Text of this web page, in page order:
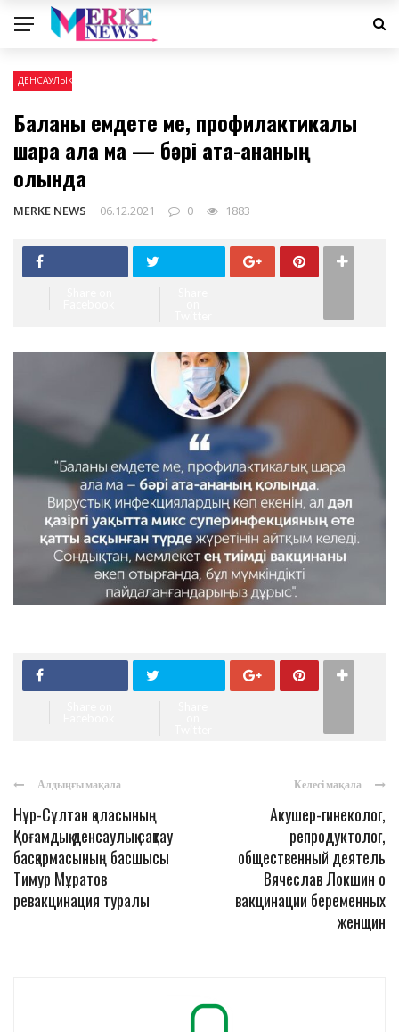
ДЕНСАУЛЫҚ
Баланы емдете ме, профилактикалық
шара ала ма — бәрі ата-ананың
қолында
MERKE NEWS 06.12.2021 0 1883
Алдыңғы мақала
Нұр-Сұлтан қаласының
Қоғамдық денсаулық сақтау
басқармасының басшысы
Тимур Мұратов
ревакцинация туралы
Келесі мақала
Акушер-гинеколог,
репродуктолог,
общественный деятель
Вячеслав Локшин о
вакцинации беременных
женщин